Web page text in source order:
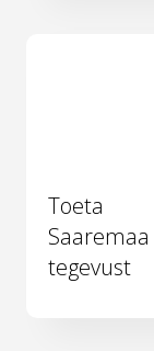
Toeta
tegevust